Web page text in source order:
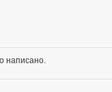
написано.